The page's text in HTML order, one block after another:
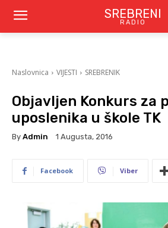
SREBRENI
RADIO
Naslovnica VIJESTI SREBRENIK
Objavljen Konkurs za
uposlenika u škole TK
By Admin 1 Augusta, 2016
Facebook Viber